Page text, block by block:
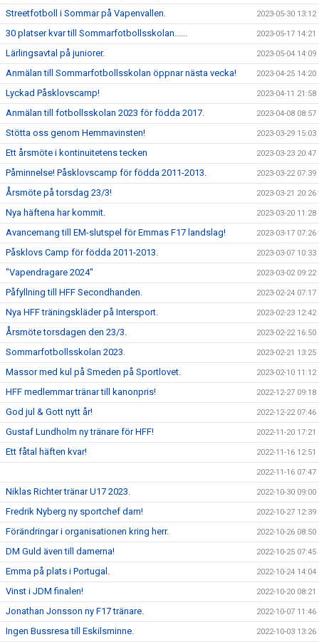
Streetfotboll i Sommar på Vapenvallen. 2023-05-30 13:12
30 platser kvar till Sommarfotbollsskolan...... 2023-05-17 14:21
Lärlingsavtal på juniorer. 2023-05-04 14:09
Anmälan till Sommarfotbollsskolan öppnar nästa vecka! 2023-04-25 14:20
Lyckad Påsklovscamp! 2023-04-11 21:58
Anmälan till fotbollsskolan 2023 för födda 2017. 2023-04-08 08:57
Stötta oss genom Hemmavinsten! 2023-03-29 15:03
Ett årsmöte i kontinuitetens tecken 2023-03-23 20:47
Påminnelse! Påsklovscamp för födda 2011-2013. 2023-03-22 07:39
Årsmöte på torsdag 23/3! 2023-03-21 20:26
Nya häftena har kommit. 2023-03-20 11:28
Avancemang till EM-slutspel för Emmas F17 landslag! 2023-03-17 07:26
Påsklovs Camp för födda 2011-2013. 2023-03-07 10:33
"Vapendragare 2024" 2023-03-02 09:22
Påfyllning till HFF Secondhanden. 2023-02-24 07:17
Nya HFF träningskläder på Intersport. 2023-02-23 12:42
Årsmöte torsdagen den 23/3. 2023-02-22 16:50
Sommarfotbollsskolan 2023. 2023-02-21 13:25
Massor med kul på Smeden på Sportlovet. 2023-02-10 11:12
HFF medlemmar tränar till kanonpris! 2022-12-27 09:18
God jul & Gott nytt år! 2022-12-22 07:46
Gustaf Lundholm ny tränare för HFF! 2022-11-20 17:21
Ett fåtal häften kvar! 2022-11-16 12:51
2022-11-16 07:47
Niklas Richter tränar U17 2023. 2022-10-30 09:00
Fredrik Nyberg ny sportchef dam! 2022-10-27 12:39
Förändringar i organisationen kring herr. 2022-10-26 08:50
DM Guld även till damerna! 2022-10-25 07:45
Emma på plats i Portugal. 2022-10-24 14:04
Vinst i JDM finalen! 2022-10-20 08:21
Jonathan Jonsson ny F17 tränare. 2022-10-07 11:46
Ingen Bussresa till Eskilsminne. 2022-10-03 13:26